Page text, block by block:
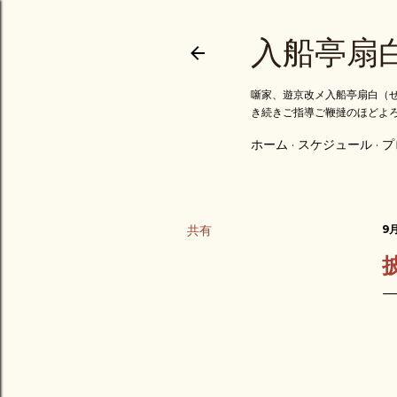
入船亭扇
噺家、遊京改メ入船亭扇白（
き続きご指導ご鞭撻のほどよ
ホーム スケジュール
共有 9